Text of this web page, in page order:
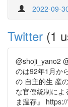
2022-09-
Twitter (1
@shoji_yano2
のは92年1月か
の 自主的生 産
な官僚統制によ
ま温存』